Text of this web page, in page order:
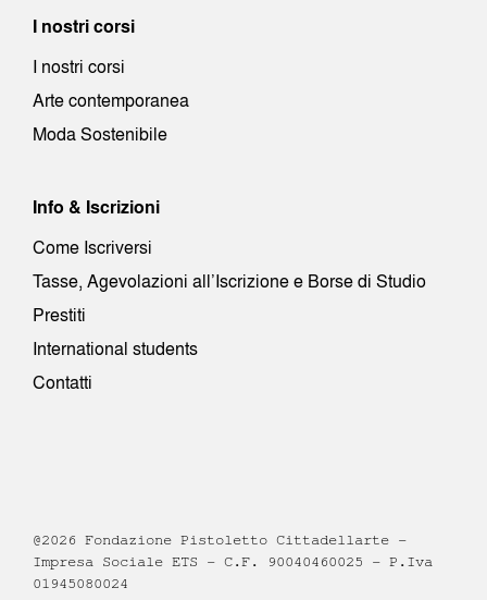
I nostri corsi
I nostri corsi
Arte contemporanea
Moda Sostenibile
Info & Iscrizioni
Come Iscriversi
Tasse, Agevolazioni all’Iscrizione e Borse di Studio
Prestiti
International students
Contatti
@2026 Fondazione Pistoletto Cittadellarte –
Impresa Sociale ETS – C.F. 90040460025 – P.Iva
01945080024